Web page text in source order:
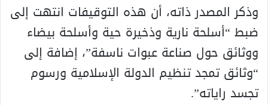
وذكر المصدر ذاته، أن هذه التوقيفات انتهت إلى
ضبط “أسلحة نارية وذخيرة حية وأسلحة بيضاء
ووثائق حول صناعة عبوات ناسفة”، إضافة إلى
“وثائق تمجد تنظيم الدولة الإسلامية ورسوم
تجسد راياته”.